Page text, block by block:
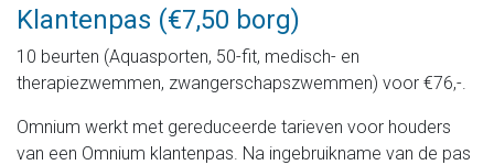
Klantenpas (€7,50 borg)
10 beurten (Aquasporten, 50-fit, medisch- en
therapiezwemmen, zwangerschapszwemmen) voor €76,-.
Omnium werkt met gereduceerde tarieven voor houders
van een Omnium klantenpas. Na ingebruikname van de pas